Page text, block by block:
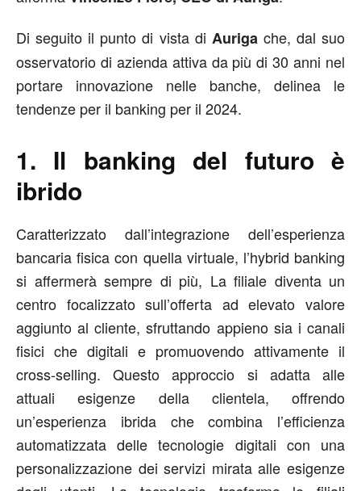
Di seguito il punto di vista di Auriga che, dal suo
osservatorio di azienda attiva da più di 30 anni nel
portare innovazione nelle banche, delinea le
tendenze per il banking per il 2024.
1. Il banking del futuro è
ibrido
Caratterizzato dall’integrazione dell’esperienza
bancaria fisica con quella virtuale, l’hybrid banking
si affermerà sempre di più, La filiale diventa un
centro focalizzato sull’offerta ad elevato valore
aggiunto al cliente, sfruttando appieno sia i canali
fisici che digitali e promuovendo attivamente il
cross-selling. Questo approccio si adatta alle
attuali esigenze della clientela, offrendo
un’esperienza ibrida che combina l’efficienza
automatizzata delle tecnologie digitali con una
personalizzazione dei servizi mirata alle esigenze